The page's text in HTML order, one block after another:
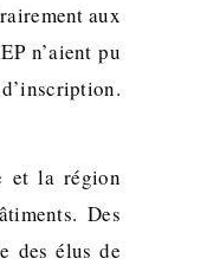
aux
n’aient pu
et la région
Des
des élus de